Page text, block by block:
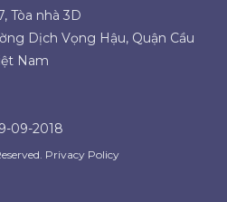
Tòa nhà 3D
Dịch Vọng Hậu, Quận Cầu
Nam
09-2018
Privacy Policy